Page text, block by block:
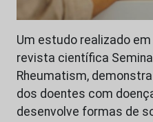
Um estudo realizado
revista científica
Rheumatism,
dos doentes com
desenvolve formas de